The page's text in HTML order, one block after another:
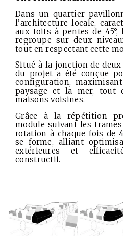
Dans un quartier
l’architecture locale,
aux toits à pentes de
regroupe sur deux
tout en respectant cette
Situé à la jonction de
du projet a été conçue
configuration,
paysage et la mer, tout
maisons voisines.
Grâce à la répétition
module suivant les
rotation à chaque fois de
se forme, alliant
extérieures et
constructif.